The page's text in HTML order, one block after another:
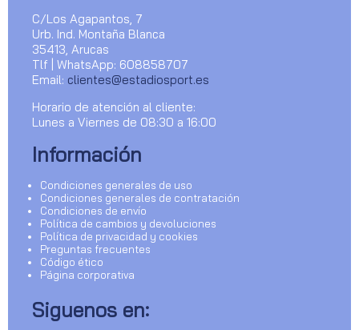
C/Los Agapantos, 7
Urb. Ind. Montaña Blanca
35413, Arucas
Tlf | WhatsApp: 608858707
Email: clientes@estadiosport.es
Horario de atención al cliente:
Lunes a Viernes de 08:30 a 16:00
Información
Condiciones generales de uso
Condiciones generales de contratación
Condiciones de envío
Política de cambios y devoluciones
Política de privacidad y cookies
Preguntas frecuentes
Código ético
Página corporativa
Siguenos en: